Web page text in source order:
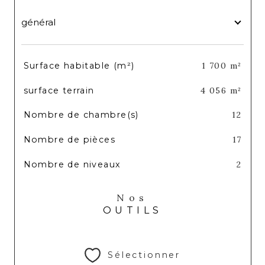
général
TRAD_SIROCCO_Caracteristique
Surface habitable (m²) 1 700 m²
surface terrain 4 056 m²
Nombre de chambre(s) 12
Nombre de pièces 17
Nombre de niveaux 2
Nos
OUTILS
Sélectionner